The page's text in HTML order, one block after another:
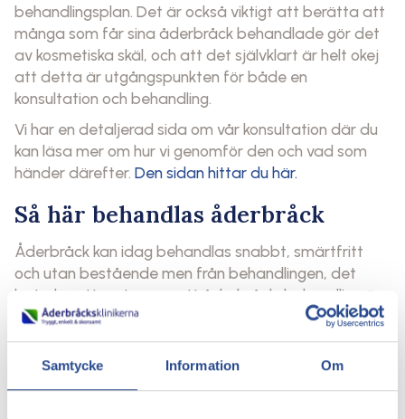
Samtycke Information Om
behandlingsplan. Det är också viktigt att berätta att
många som får sina åderbråck behandlade gör det
av kosmetiska skäl, och att det självklart är helt okej
att detta är utgångspunkten för både en
konsultation och behandling.
Vi har en detaljerad sida om vår konsultation där du
kan läsa mer om hur vi genomför den och vad som
händer därefter. Den sidan hittar du här.
Så här behandlas åderbråck
Åderbråck kan idag behandlas snabbt, smärtfritt
och utan bestående men från behandlingen, det
betyder att myten om att åderbråcksbehandling är
mycket invasiv inte stämmer. Så var det tidigare, men
under de senaste åren har det skett stora framsteg
inom behandlingen av åderbråck.
Numera är behandlingen faktiskt så bra och effektiv